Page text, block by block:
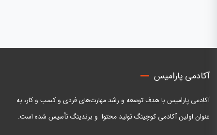
آکادمی پارامیس
آکادمی پارامیس با هدف توسعه و رشد مهارت‌های فردی و کسب و کار، به
عنوان اولین آکادمی کوچینگ تولید محتوا و برندینگ تأسیس شده است.